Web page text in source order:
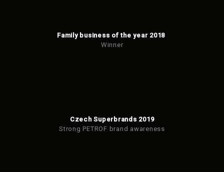
Family business of the year 2018
Winner
Czech Superbrands 2019
Strong PETROF brand awareness